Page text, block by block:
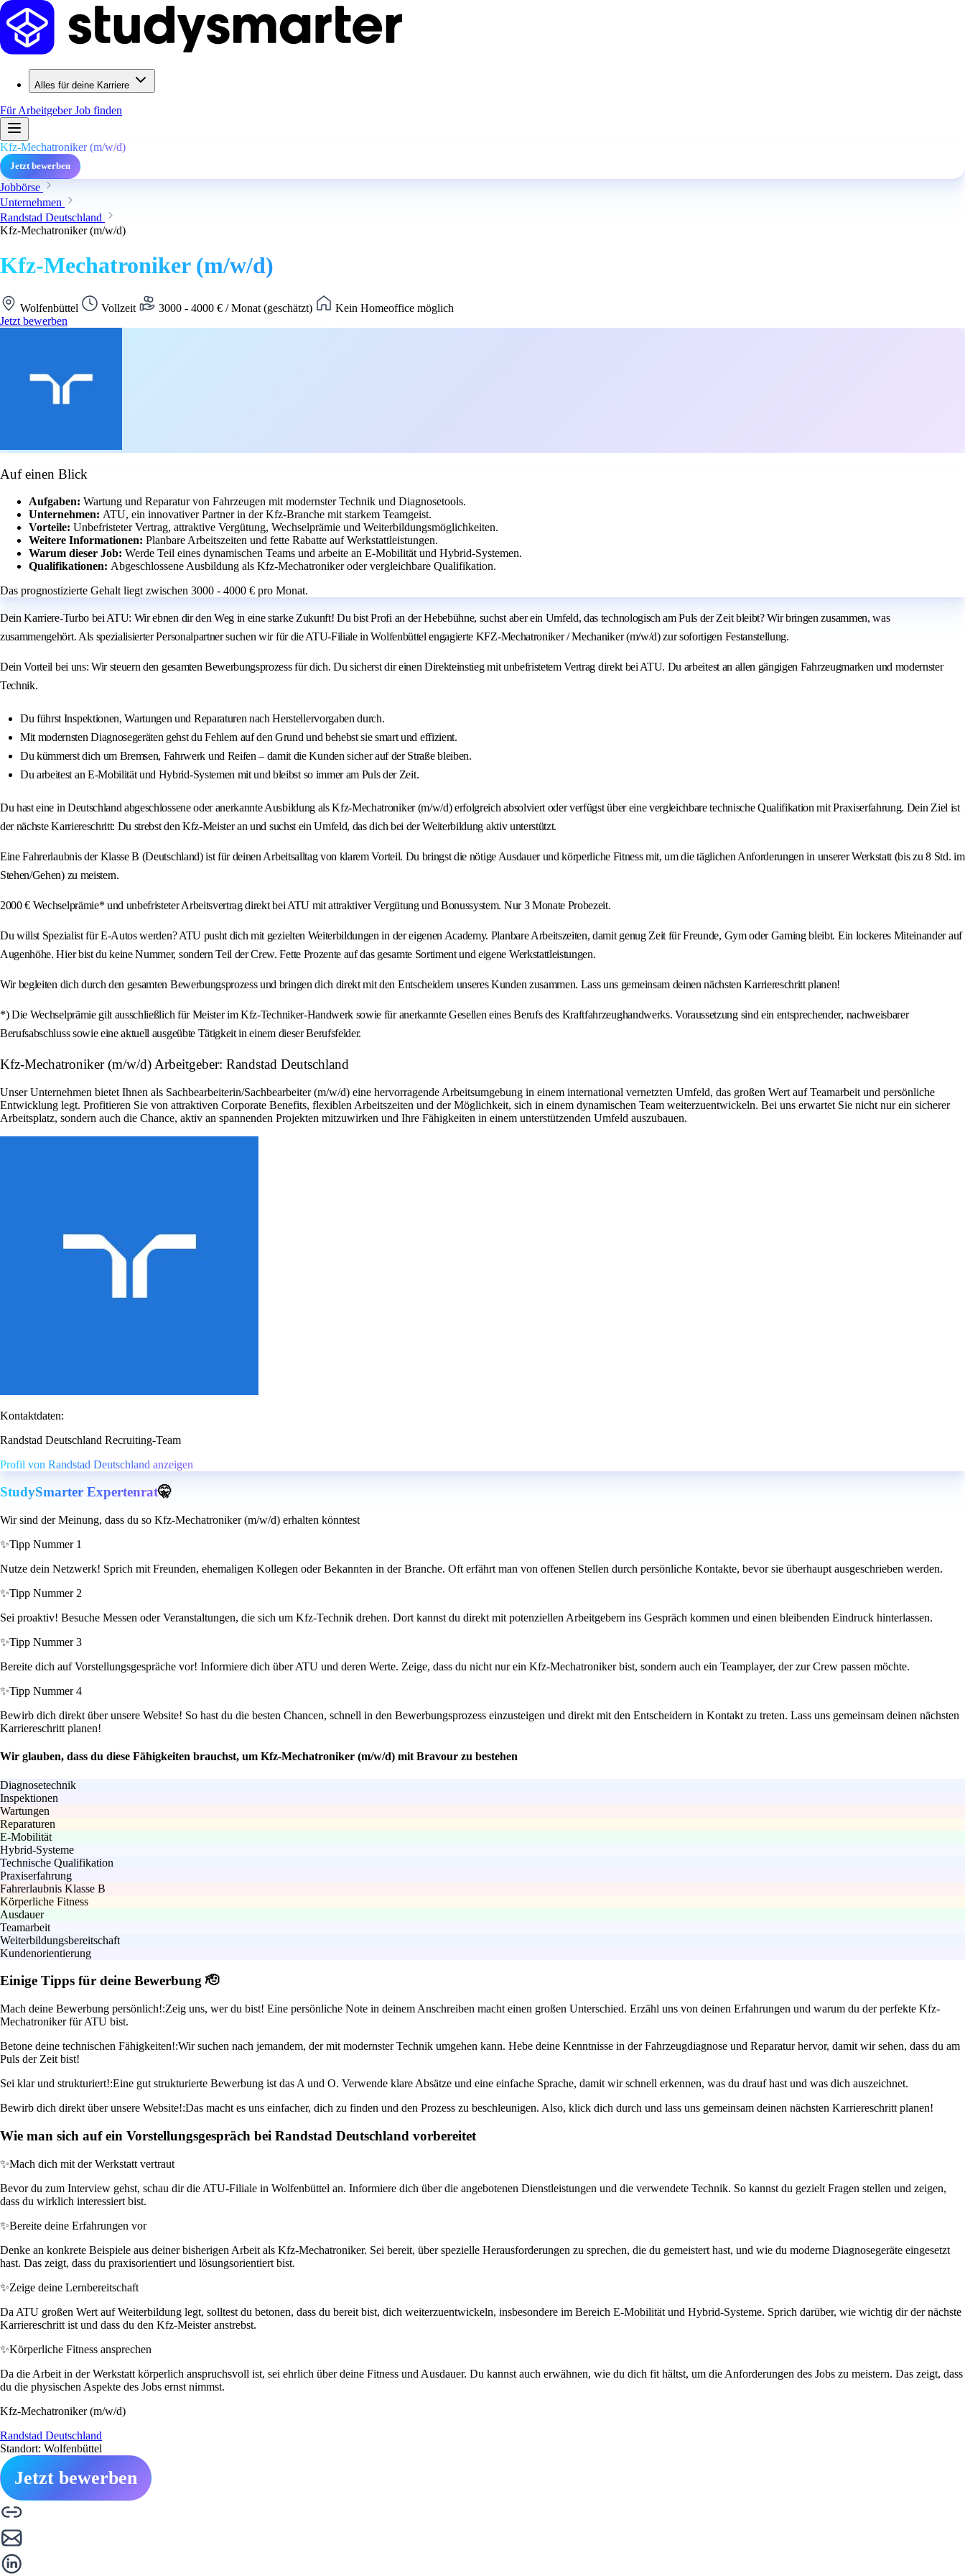
Alles für deine Karriere
Für ArbeitgeberJob finden
Kfz-Mechatroniker (m/w/d)
Jetzt bewerben
Jobbörse
Unternehmen
Randstad Deutschland
Kfz-Mechatroniker (m/w/d)
Kfz-Mechatroniker (m/w/d)
Wolfenbüttel Vollzeit 3000 - 4000 € / Monat (geschätzt)
Kein Homeoffice möglich
Jetzt bewerben
Auf einen Blick
Aufgaben: Wartung und Reparatur von Fahrzeugen mit modernster Technik und Diagnosetools.
Unternehmen: ATU, ein innovativer Partner in der Kfz-Branche mit starkem Teamgeist.
Vorteile: Unbefristeter Vertrag, attraktive Vergütung, Wechselprämie und Weiterbildungsmöglichkeiten.
Weitere Informationen: Planbare Arbeitszeiten und fette Rabatte auf Werkstattleistungen.
Warum dieser Job: Werde Teil eines dynamischen Teams und arbeite an E-Mobilität und Hybrid-Systemen.
Qualifikationen: Abgeschlossene Ausbildung als Kfz-Mechatroniker oder vergleichbare Qualifikation.
Das prognostizierte Gehalt liegt zwischen 3000 - 4000 € pro Monat.
Dein Karriere-Turbo bei ATU: Wir ebnen dir den Weg in eine starke Zukunft! Du bist Profi an der Hebebühne, suchst aber ein Umfeld, das technologisch am Puls der Zeit bleibt? Wir bringen zusammen, was
zusammengehört. Als spezialisierter Personalpartner suchen wir für die ATU-Filiale in Wolfenbüttel engagierte KFZ-Mechatroniker / Mechaniker (m/w/d) zur sofortigen Festanstellung.
Dein Vorteil bei uns: Wir steuern den gesamten Bewerbungsprozess für dich. Du sicherst dir einen Direkteinstieg mit unbefristetem Vertrag direkt bei ATU. Du arbeitest an allen gängigen Fahrzeugmarken und modernster
Technik.
Du führst Inspektionen, Wartungen und Reparaturen nach Herstellervorgaben durch.
Mit modernsten Diagnosegeräten gehst du Fehlern auf den Grund und behebst sie smart und effizient.
Du kümmerst dich um Bremsen, Fahrwerk und Reifen – damit die Kunden sicher auf der Straße bleiben.
Du arbeitest an E-Mobilität und Hybrid-Systemen mit und bleibst so immer am Puls der Zeit.
Du hast eine in Deutschland abgeschlossene oder anerkannte Ausbildung als Kfz-Mechatroniker (m/w/d) erfolgreich absolviert oder verfügst über eine vergleichbare technische Qualifikation mit Praxiserfahrung. Dein Ziel ist
der nächste Karriereschritt: Du strebst den Kfz-Meister an und suchst ein Umfeld, das dich bei der Weiterbildung aktiv unterstützt.
Eine Fahrerlaubnis der Klasse B (Deutschland) ist für deinen Arbeitsalltag von klarem Vorteil. Du bringst die nötige Ausdauer und körperliche Fitness mit, um die täglichen Anforderungen in unserer Werkstatt (bis zu 8 Std. im
Stehen/Gehen) zu meistern.
2000 € Wechselprämie* und unbefristeter Arbeitsvertrag direkt bei ATU mit attraktiver Vergütung und Bonussystem. Nur 3 Monate Probezeit.
Du willst Spezialist für E-Autos werden? ATU pusht dich mit gezielten Weiterbildungen in der eigenen Academy. Planbare Arbeitszeiten, damit genug Zeit für Freunde, Gym oder Gaming bleibt. Ein lockeres Miteinander auf
Augenhöhe. Hier bist du keine Nummer, sondern Teil der Crew. Fette Prozente auf das gesamte Sortiment und eigene Werkstattleistungen.
Wir begleiten dich durch den gesamten Bewerbungsprozess und bringen dich direkt mit den Entscheidern unseres Kunden zusammen. Lass uns gemeinsam deinen nächsten Karriereschritt planen!
*) Die Wechselprämie gilt ausschließlich für Meister im Kfz-Techniker-Handwerk sowie für anerkannte Gesellen eines Berufs des Kraftfahrzeughandwerks. Voraussetzung sind ein entsprechender, nachweisbarer
Berufsabschluss sowie eine aktuell ausgeübte Tätigkeit in einem dieser Berufsfelder.
Kfz-Mechatroniker (m/w/d) Arbeitgeber: Randstad Deutschland
Unser Unternehmen bietet Ihnen als Sachbearbeiterin/Sachbearbeiter (m/w/d) eine hervorragende Arbeitsumgebung in einem international vernetzten Umfeld, das großen Wert auf Teamarbeit und persönliche
Entwicklung legt. Profitieren Sie von attraktiven Corporate Benefits, flexiblen Arbeitszeiten und der Möglichkeit, sich in einem dynamischen Team weiterzuentwickeln. Bei uns erwartet Sie nicht nur ein sicherer
Arbeitsplatz, sondern auch die Chance, aktiv an spannenden Projekten mitzuwirken und Ihre Fähigkeiten in einem unterstützenden Umfeld auszubauen.
Kontaktdaten:
Randstad Deutschland Recruiting-Team
Profil von Randstad Deutschland anzeigen
StudySmarter Expertenrat🤫
Wir sind der Meinung, dass du so Kfz-Mechatroniker (m/w/d) erhalten könntest
✨Tipp Nummer 1
Nutze dein Netzwerk! Sprich mit Freunden, ehemaligen Kollegen oder Bekannten in der Branche. Oft erfährt man von offenen Stellen durch persönliche Kontakte, bevor sie überhaupt ausgeschrieben werden.
✨Tipp Nummer 2
Sei proaktiv! Besuche Messen oder Veranstaltungen, die sich um Kfz-Technik drehen. Dort kannst du direkt mit potenziellen Arbeitgebern ins Gespräch kommen und einen bleibenden Eindruck hinterlassen.
✨Tipp Nummer 3
Bereite dich auf Vorstellungsgespräche vor! Informiere dich über ATU und deren Werte. Zeige, dass du nicht nur ein Kfz-Mechatroniker bist, sondern auch ein Teamplayer, der zur Crew passen möchte.
✨Tipp Nummer 4
Bewirb dich direkt über unsere Website! So hast du die besten Chancen, schnell in den Bewerbungsprozess einzusteigen und direkt mit den Entscheidern in Kontakt zu treten. Lass uns gemeinsam deinen nächsten
Karriereschritt planen!
Wir glauben, dass du diese Fähigkeiten brauchst, um Kfz-Mechatroniker (m/w/d) mit Bravour zu bestehen
Diagnosetechnik
Inspektionen
Wartungen
Reparaturen
E-Mobilität
Hybrid-Systeme
Technische Qualifikation
Praxiserfahrung
Fahrerlaubnis Klasse B
Körperliche Fitness
Ausdauer
Teamarbeit
Weiterbildungsbereitschaft
Kundenorientierung
Einige Tipps für deine Bewerbung 🫡
Mach deine Bewerbung persönlich!:Zeig uns, wer du bist! Eine persönliche Note in deinem Anschreiben macht einen großen Unterschied. Erzähl uns von deinen Erfahrungen und warum du der perfekte Kfz-
Mechatroniker für ATU bist.
Betone deine technischen Fähigkeiten!:Wir suchen nach jemandem, der mit modernster Technik umgehen kann. Hebe deine Kenntnisse in der Fahrzeugdiagnose und Reparatur hervor, damit wir sehen, dass du am
Puls der Zeit bist!
Sei klar und strukturiert!:Eine gut strukturierte Bewerbung ist das A und O. Verwende klare Absätze und eine einfache Sprache, damit wir schnell erkennen, was du drauf hast und was dich auszeichnet.
Bewirb dich direkt über unsere Website!:Das macht es uns einfacher, dich zu finden und den Prozess zu beschleunigen. Also, klick dich durch und lass uns gemeinsam deinen nächsten Karriereschritt planen!
Wie man sich auf ein Vorstellungsgespräch bei Randstad Deutschland vorbereitet
✨Mach dich mit der Werkstatt vertraut
Bevor du zum Interview gehst, schau dir die ATU-Filiale in Wolfenbüttel an. Informiere dich über die angebotenen Dienstleistungen und die verwendete Technik. So kannst du gezielt Fragen stellen und zeigen,
dass du wirklich interessiert bist.
✨Bereite deine Erfahrungen vor
Denke an konkrete Beispiele aus deiner bisherigen Arbeit als Kfz-Mechatroniker. Sei bereit, über spezielle Herausforderungen zu sprechen, die du gemeistert hast, und wie du moderne Diagnosegeräte eingesetzt
hast. Das zeigt, dass du praxisorientiert und lösungsorientiert bist.
✨Zeige deine Lernbereitschaft
Da ATU großen Wert auf Weiterbildung legt, solltest du betonen, dass du bereit bist, dich weiterzuentwickeln, insbesondere im Bereich E-Mobilität und Hybrid-Systeme. Sprich darüber, wie wichtig dir der nächste
Karriereschritt ist und dass du den Kfz-Meister anstrebst.
✨Körperliche Fitness ansprechen
Da die Arbeit in der Werkstatt körperlich anspruchsvoll ist, sei ehrlich über deine Fitness und Ausdauer. Du kannst auch erwähnen, wie du dich fit hältst, um die Anforderungen des Jobs zu meistern. Das zeigt, dass
du die physischen Aspekte des Jobs ernst nimmst.
Kfz-Mechatroniker (m/w/d)
Randstad Deutschland
Standort: Wolfenbüttel
Jetzt bewerben